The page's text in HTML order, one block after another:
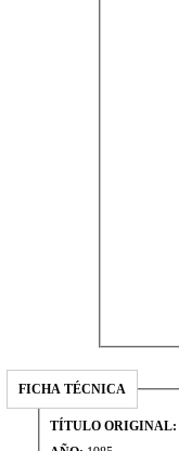
FICHA TÉCNICA
TÍTULO ORIGINAL: